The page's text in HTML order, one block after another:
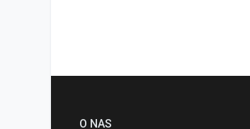
O NAS